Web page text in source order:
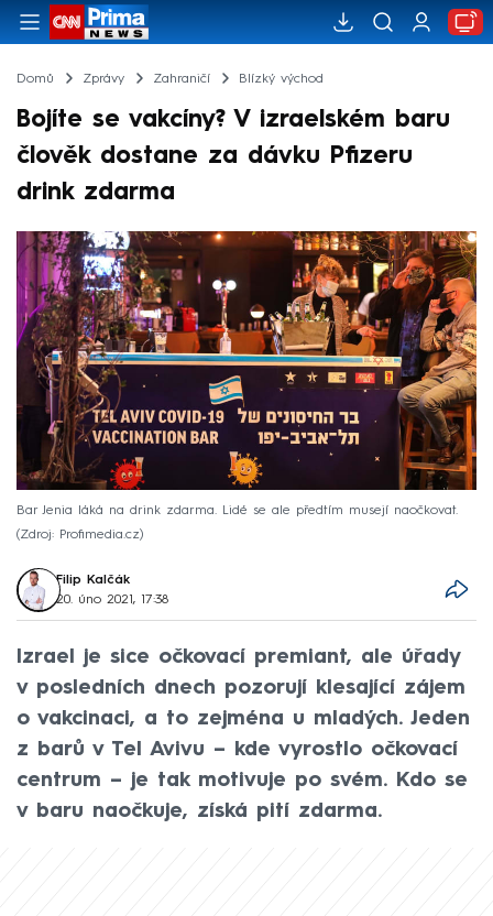
Domů Zprávy Zahraničí Blízký východ
Bojíte se vakcíny? V izraelském baru
člověk dostane za dávku Pfizeru
drink zdarma
Bar Jenia láká na drink zdarma. Lidé se ale předtím musejí naočkovat.
Zdroj: Profimedia.cz
Filip Kalčák
20. úno 2021, 17:38
Izrael je sice očkovací premiant, ale úřady
v posledních dnech pozorují klesající zájem
o vakcinaci, a to zejména u mladých. Jeden
z barů v Tel Avivu – kde vyrostlo očkovací
centrum – je tak motivuje po svém. Kdo se
v baru naočkuje, získá pití zdarma.